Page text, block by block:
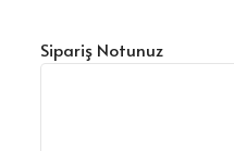
Sipariş Notunuz